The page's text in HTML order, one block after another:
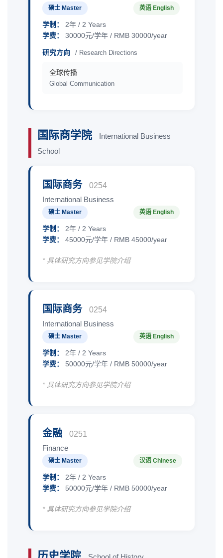
硕士 Master 英语 English
学制：
2年 / 2 Years
学费：
30000元/学年 / RMB 30000/year
研究方向 / Research Directions
全球传播
Global Communication
国际商学院
International Business
School
国际商务
0254
International Business
硕士 Master 英语 English
学制：
2年 / 2 Years
学费：
45000元/学年 / RMB 45000/year
* 具体研究方向参见学院介绍
国际商务
0254
International Business
硕士 Master 英语 English
学制：
2年 / 2 Years
学费：
50000元/学年 / RMB 50000/year
* 具体研究方向参见学院介绍
金融
0251
Finance
硕士 Master 汉语 Chinese
学制：
2年 / 2 Years
学费：
50000元/学年 / RMB 50000/year
* 具体研究方向参见学院介绍